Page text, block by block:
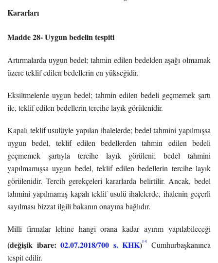
Kararları
Madde 28- Uygun bedelin tespiti
Artırmalarda uygun bedel; tahmin edilen bedelden aşağı olmamak
üzere teklif edilen bedellerin en yükseğidir.
Eksiltmelerde uygun bedel; tahmin edilen bedeli geçmemek şartı
ile, teklif edilen bedellerin tercihe layık görülenidir.
Kapalı teklif usulüyle yapılan ihalelerde; bedel tahmini yapılmışsa
uygun bedel, teklif edilen bedellerden tahmin edilen bedeli
geçmemek şartıyla tercihe layık görüleni; bedel tahmini
yapılmamışsa uygun bedel, teklif edilen bedellerin tercihe layık
görülenidir. Tercih gerekçeleri kararlarda belirtilir. Ancak, bedel
tahmini yapılmamış kapalı teklif usulü ihalelerde, ihalenin geçerli
sayılması bizzat ilgili bakanın onayına bağlıdır.
Milli firmalar lehine hangi orana kadar ayırım yapılabileceği
(değişik ibare:02.07.2018/700 s. KHK)[14]
Cumhurbaşkanınca
tespit edilir.